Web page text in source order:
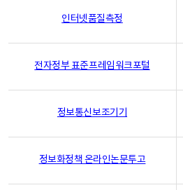
인터넷품질측정
전자정부 표준프레임워크포털
정보통신보조기기
정보화정책 온라인논문투고